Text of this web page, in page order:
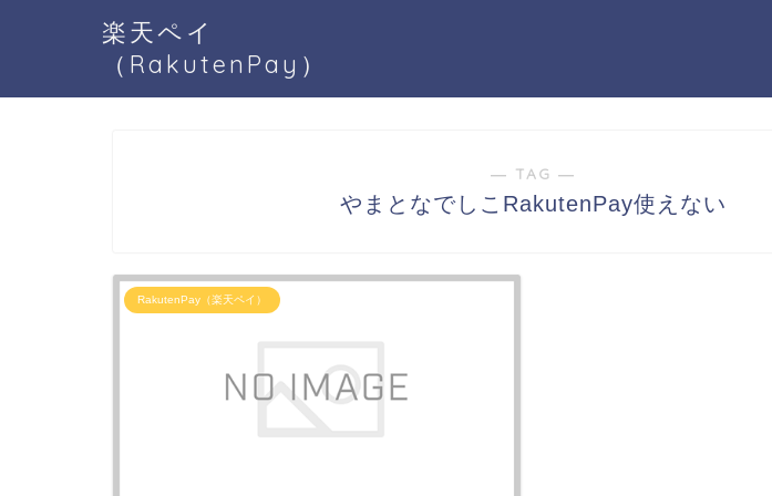
楽天ペイ
（RakutenPay）
― TAG ―
やまとなでしこRakutenPay使えない
RakutenPay（楽天ペイ）